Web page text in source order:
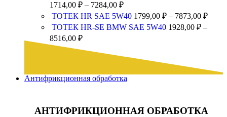
1714,00 ₽ – 7284,00 ₽
ТОТЕК HR SAE 5W40 1799,00 ₽ – 7873,00 ₽
ТОТЕК HR-SE BMW SAE 5W40 1928,00 ₽ –
8516,00 ₽
Антифрикционная обработка
АНТИФРИКЦИОННАЯ ОБРАБОТКА